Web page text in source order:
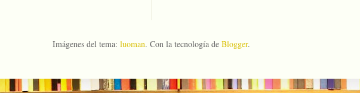
Imágenes del tema: luoman. Con la tecnología de Blogger.